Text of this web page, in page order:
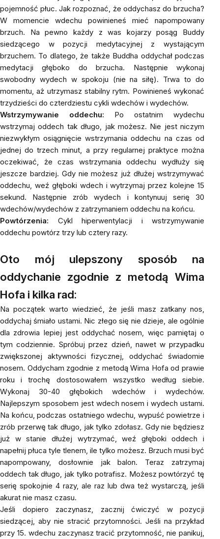
pojemność płuc. Jak rozpoznać, że oddychasz do brzucha?
W momencie wdechu powinieneś mieć napompowany
brzuch. Na pewno każdy z was kojarzy posąg Buddy
siedzącego w pozycji medytacyjnej z wystającym
brzuchem. To dlatego, że także Buddha oddychał podczas
medytacji głęboko do brzucha. Następnie wykonaj
swobodny wydech w spokoju (nie na siłę). Trwa to do
momentu, aż utrzymasz stabilny rytm. Powinieneś wykonać
trzydzieści do czterdziestu cykli wdechów i wydechów.
Wstrzymywanie oddechu: Po ostatnim wydechu
wstrzymaj oddech tak długo, jak możesz. Nie jest niczym
niezwykłym osiągnięcie wstrzymania oddechu na czas od
jednej do trzech minut, a przy regularnej praktyce można
oczekiwać, że czas wstrzymania oddechu wydłuży się
jeszcze bardziej. Gdy nie możesz już dłużej wstrzymywać
oddechu, weź głęboki wdech i wytrzymaj przez kolejne 15
sekund. Następnie zrób wydech i kontynuuj serię 30
wdechów/wydechów z zatrzymaniem oddechu na końcu.
Powtórzenia: Cykl hiperwentylacji i wstrzymywanie
oddechu powtórz trzy lub cztery razy.
Oto mój ulepszony sposób na
oddychanie zgodnie z metodą Wima
Hofa i kilka rad:
Na początek warto wiedzieć, że jeśli masz zatkany nos,
oddychaj śmiało ustami. Nic złego się nie dzieje, ale ogólnie
dla zdrowia lepiej jest oddychać nosem, więc pamiętaj o
tym codziennie. Spróbuj przez dzień, nawet w przypadku
zwiększonej aktywności fizycznej, oddychać świadomie
nosem. Oddycham zgodnie z metodą Wima Hofa od prawie
roku i trochę dostosowałem wszystko według siebie.
Wykonaj 30-40 głębokich wdechów i wydechów.
Najlepszym sposobem jest wdech nosem i wydech ustami.
Na końcu, podczas ostatniego wdechu, wypuść powietrze i
zrób przerwę tak długo, jak tylko zdołasz. Gdy nie będziesz
już w stanie dłużej wytrzymać, weź głęboki oddech i
napełnij płuca tyle tlenem, ile tylko możesz. Brzuch musi być
napompowany, dosłownie jak balon. Teraz zatrzymaj
oddech tak długo, jak tylko potrafisz. Możesz powtórzyć tę
serię spokojnie 4 razy, ale raz lub dwa też wystarczą, jeśli
akurat nie masz czasu.
Jeśli dopiero zaczynasz, zacznij ćwiczyć w pozycji
siedzącej, aby nie stracić przytomności. Jeśli na przykład
przy 15. wdechu zaczynasz tracić przytomność, nie panikuj,